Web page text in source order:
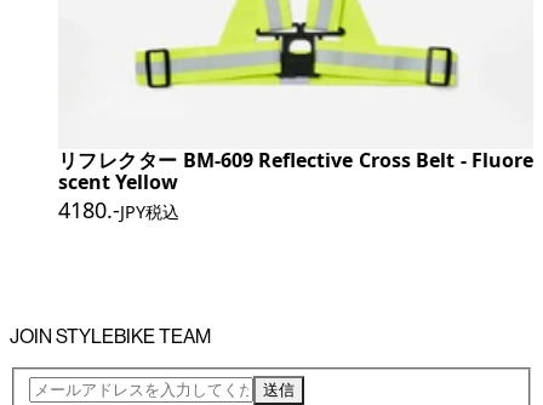
リフレクター BM-609 Reflective Cross Belt - Fluore
scent Yellow
4180.-JPY税込
JOIN STYLEBIKE TEAM
送信